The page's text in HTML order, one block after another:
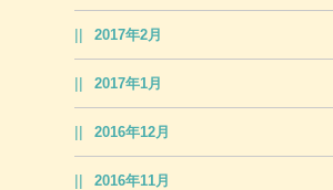
2017年2月
2017年1月
2016年12月
2016年11月